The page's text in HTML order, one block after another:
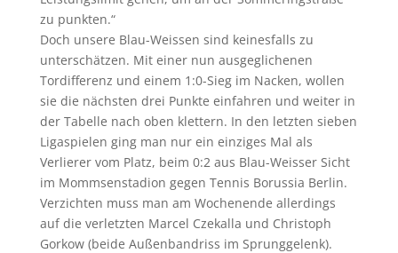
zu punkten.“
Doch unsere Blau-Weissen sind keinesfalls zu
unterschätzen. Mit einer nun ausgeglichenen
Tordifferenz und einem 1:0-Sieg im Nacken, wollen
sie die nächsten drei Punkte einfahren und weiter in
der Tabelle nach oben klettern. In den letzten sieben
Ligaspielen ging man nur ein einziges Mal als
Verlierer vom Platz, beim 0:2 aus Blau-Weisser Sicht
im Mommsenstadion gegen Tennis Borussia Berlin.
Verzichten muss man am Wochenende allerdings
auf die verletzten Marcel Czekalla und Christoph
Gorkow (beide Außenbandriss im Sprunggelenk).